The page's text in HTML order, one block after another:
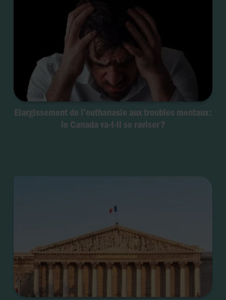
Elargissement de l’euthanasie aux troubles mentaux :
le Canada va-t-il se raviser ?